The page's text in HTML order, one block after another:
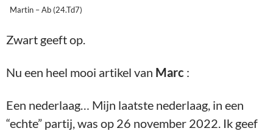
Martin – Ab (24.Td7)
Zwart geeft op.
Nu een heel mooi artikel van Marc :
Een nederlaag… Mijn laatste nederlaag, in een
“echte” partij, was op 26 november 2022. Ik geef